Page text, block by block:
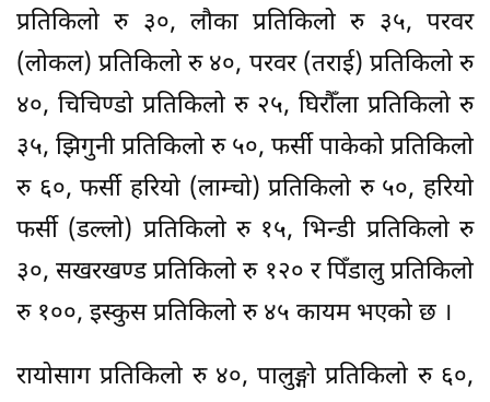
प्रतिकिलो रु ३०, लौका प्रतिकिलो रु ३५, परवर
(लोकल) प्रतिकिलो रु ४०, परवर (तराई) प्रतिकिलो रु
४०, चिचिण्डो प्रतिकिलो रु २५, घिरौँला प्रतिकिलो रु
३५, झिगुनी प्रतिकिलो रु ५०, फर्सी पाकेको प्रतिकिलो
रु ६०, फर्सी हरियो (लाम्चो) प्रतिकिलो रु ५०, हरियो
फर्सी (डल्लो) प्रतिकिलो रु १५, भिन्डी प्रतिकिलो रु
३०, सखरखण्ड प्रतिकिलो रु १२० र पिँडालु प्रतिकिलो
रु १००, इस्कुस प्रतिकिलो रु ४५ कायम भएको छ ।
रायोसाग प्रतिकिलो रु ४०, पालुङ्गो प्रतिकिलो रु ६०,